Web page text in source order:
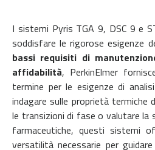
I sistemi Pyris TGA 9, DSC 9 e
soddisfare le rigorose esigenze
bassi requisiti di
affidabilità, PerkinElmer
termine per le esigenze di
indagare sulle proprietà termiche
le transizioni di fase o valutare la
farmaceutiche, questi sistemi
versatilità necessarie per